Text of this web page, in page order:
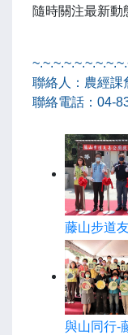
隨時關注最新動
聯絡人：農經課
聯絡電話：04-
藤山步道
與山同行-